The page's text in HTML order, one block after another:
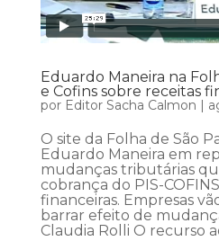
Eduardo Maneira na
e Cofins sobre receitas
por Editor Sacha Calmon |
O site da Folha de São
Eduardo Maneira em
mudanças tributárias
cobrança do PIS-
financeiras. Empresas
barrar efeito de
Claudia Rolli O recurso